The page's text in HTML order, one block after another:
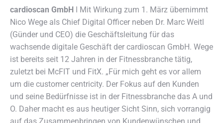
cardioscan GmbH ǀ Mit Wirkung zum 1. März übernimmt
Nico Wege als Chief Digital Officer neben Dr. Marc Weitl
(Günder und CEO) die Geschäftsleitung für das
wachsende digitale Geschäft der cardioscan GmbH. Wege
ist bereits seit 12 Jahren in der Fitnessbranche tätig,
zuletzt bei McFIT und FitX. „Für mich geht es vor allem
um die customer centricity. Der Fokus auf den Kunden
und seine Bedürfnisse ist in der Fitnessbranche das A und
O. Daher macht es aus heutiger Sicht Sinn, sich vorrangig